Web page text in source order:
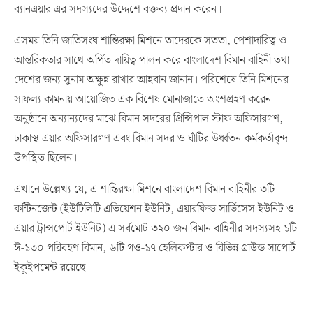
ব্যানএয়ার এর সদস্যদের উদ্দেশে বক্তব্য প্রদান করেন।
এসময় তিনি জাতিসংঘ শান্তিরক্ষা মিশনে তাদেরকে সততা, পেশাদারিত্ব ও
আন্তরিকতার সাথে অর্পিত দায়িত্ব পালন করে বাংলাদেশ বিমান বাহিনী তথা
দেশের জন্য সুনাম অক্ষুন্ন রাখার আহবান জানান। পরিশেষে তিনি মিশনের
সাফল্য কামনায় আয়োজিত এক বিশেষ মোনাজাতে অংশগ্রহণ করেন।
অনুষ্ঠানে অন্যান্যদের মাঝে বিমান সদরের প্রিন্সিপাল স্টাফ অফিসারগণ,
ঢাকাস্থ এয়ার অফিসারগণ এবং বিমান সদর ও ঘাঁটির উর্ধ্বতন কর্মকর্তাবৃন্দ
উপস্থিত ছিলেন।
এখানে উল্লেখ্য যে, এ শান্তিরক্ষা মিশনে বাংলাদেশ বিমান বাহিনীর ৩টি
কন্টিনজেন্ট (ইউটিলিটি এভিয়েশন ইউনিট, এয়ারফিল্ড সার্ভিসেস ইউনিট ও
এয়ার ট্রান্সপোর্ট ইউনিট) এ সর্বমোট ৩২০ জন বিমান বাহিনীর সদস্যসহ ১টি
ঈ-১৩০ পরিবহণ বিমান, ৬টি গও-১৭ হেলিকপ্টার ও বিভিন্ন গ্রাউন্ড সাপোর্ট
ইকুইপমেন্ট রয়েছে।